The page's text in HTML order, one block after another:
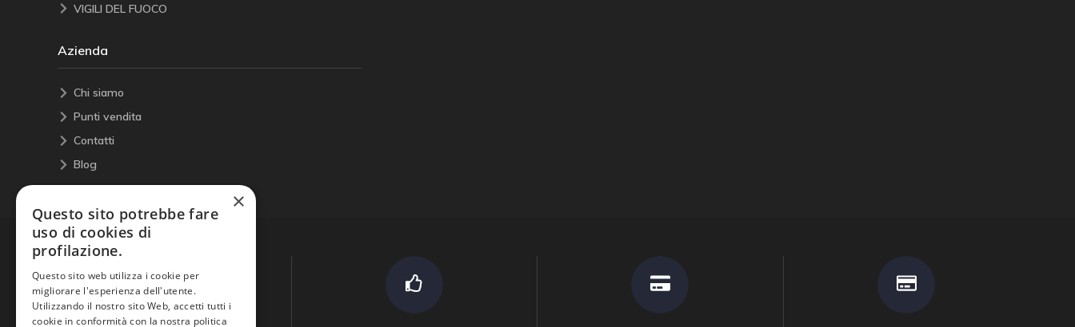
VIGILI DEL FUOCO
Azienda
Chi siamo
Punti vendita
Contatti
Blog
×
Questo sito potrebbe fare
uso di cookies di
profilazione.
Questo sito web utilizza i cookie per
migliorare l'esperienza dell'utente.
Utilizzando il nostro sito Web, accetti tutti i
cookie in conformità con la nostra politica